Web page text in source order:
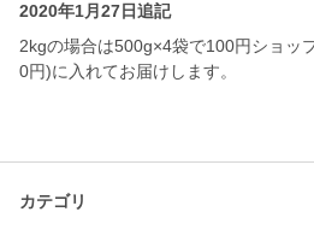
2020年1月27日追記
2kgの場合は500g×4袋で100円ショッ
0円)に入れてお届けします。
カテゴリ